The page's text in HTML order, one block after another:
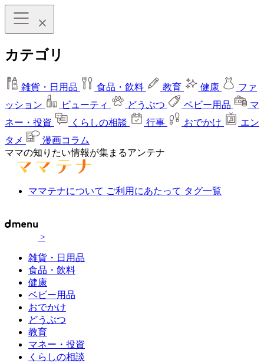
カテゴリ
雑貨・日用品 食品・飲料 教育 健康
ファ
ッション
ビューティ どうぶつ ベビー用品
マ
ネー・投資
くらしの相談 行事 おでかけ
エン
タメ
漫画コラム
ママの知りたい情報が集まるアンテナ
ママテナについて ご利用にあたって タグ一覧
>
雑貨・日用品
食品・飲料
健康
ベビー用品
おでかけ
どうぶつ
教育
マネー・投資
くらしの相談